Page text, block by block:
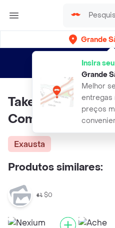
Grande
Insira
Grande
Melhor
entregas
preços
Entregas grátis
Takeda Tecta
Comprimidos
Exausta
Produtos similares:
$0